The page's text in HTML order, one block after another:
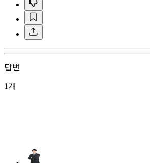
답변
1개